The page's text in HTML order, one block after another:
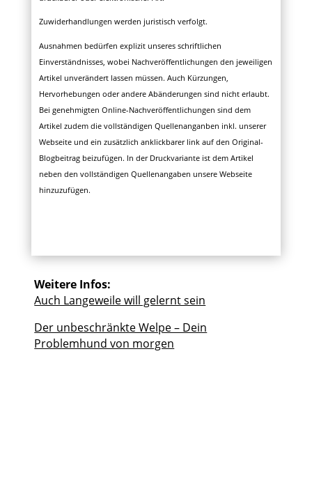
Zuwiderhandlungen werden juristisch verfolgt.
Ausnahmen bedürfen explizit unseres schriftlichen
Einverständnisses, wobei Nachveröffentlichungen den jeweiligen
Artikel unverändert lassen müssen. Auch Kürzungen,
Hervorhebungen oder andere Abänderungen sind nicht erlaubt.
Bei genehmigten Online-Nachveröffentlichungen sind dem
Artikel zudem die vollständigen Quellenanganben inkl. unserer
Webseite und ein zusätzlich anklickbarer link auf den Original-
Blogbeitrag beizufügen. In der Druckvariante ist dem Artikel
neben den vollständigen Quellenangaben unsere Webseite
hinzuzufügen.
Weitere Infos:
Auch Langeweile will gelernt sein
Der unbeschränkte Welpe – Dein
Problemhund von morgen